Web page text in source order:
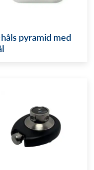
pyramid med